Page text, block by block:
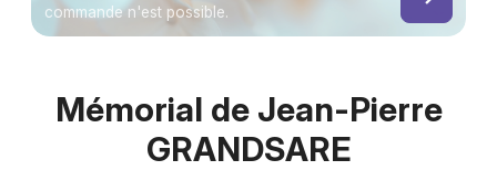
commande n'est possible.
Mémorial de Jean-Pierre
GRANDSARE